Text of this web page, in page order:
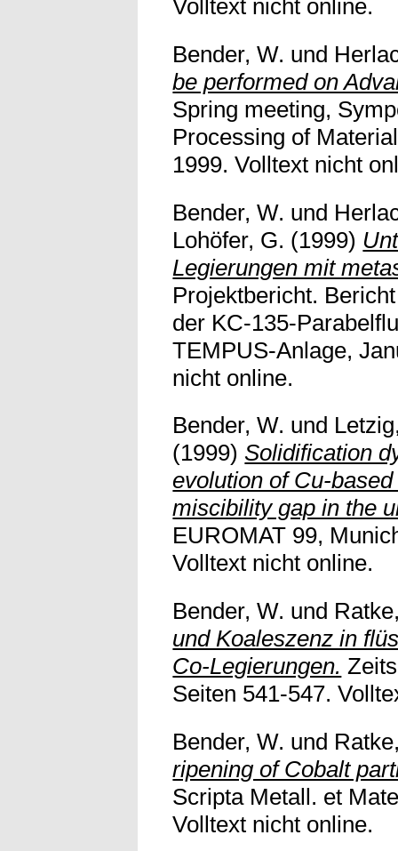
Volltext nicht online.
Bender, W. und
be performed on
Spring meeting,
Processing of
1999. Volltext nicht
Bender, W. und
Lohöfer, G. (1999)
Legierungen mit
Projektbericht.
der KC-135-
TEMPUS-Anlage,
nicht online.
Bender, W. und
(1999)Solidification
evolution of Cu-
miscibility gap in the
EUROMAT 99,
Volltext nicht online.
Bender, W. und
und Koaleszenz in
Co-Legierungen.
Seiten 541-547.
Bender, W. und
ripening of Cobalt
Scripta Metall. et
Volltext nicht online.